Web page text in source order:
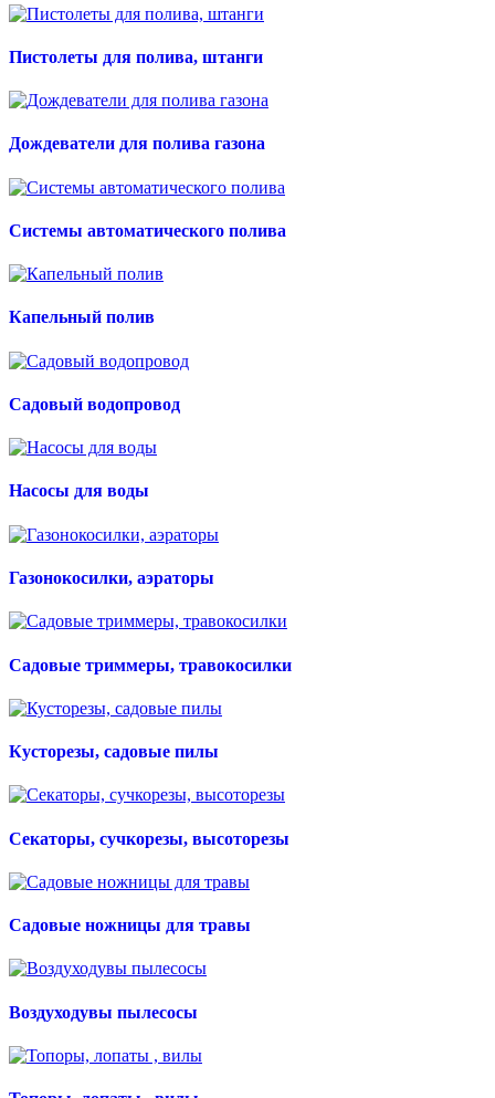
Пистолеты для полива, штанги
Дождеватели для полива газона
Системы автоматического полива
Капельный полив
Садовый водопровод
Насосы для воды
Газонокосилки, аэраторы
Садовые триммеры, травокосилки
Кусторезы, садовые пилы
Секаторы, сучкорезы, высоторезы
Садовые ножницы для травы
Воздуходувы пылесосы